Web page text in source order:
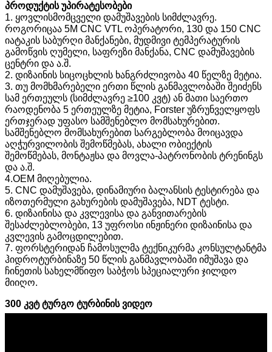
პროდუქტის უპირატესობები
1. ყოვლისმომცველი დამუშავების სიმძლავრე.
როგორიცაა 5M CNC VTL ოპერატორი, 130 და 150 CNC
იატაკის საბურღი მანქანები, მუდმივი ტემპერატურის
გამოწვის ღუმელი, საფრეზი მანქანა, CNC დამუშავების
ცენტრი და ა.შ.
2. დიზაინის სიცოცხლის ხანგრძლივობა 40 წელზე მეტია.
3. თუ მომხმარებელი ერთი წლის განმავლობაში შეიძენს
სამ ერთეულს (სიმძლავრე ≥100 კვტ) ან მათი საერთო
რაოდენობა 5 ერთეულზე მეტია, Forster უზრუნველყოფს
ერთჯერად უფასო სამშენებლო მომსახურებით.
სამშენებლო მომსახურებით სარგებლობა მოიცავდა
აღჭურვილობის შემოწმებას, ახალი ობიექტის
შემოწმებას, მონტაჟსა და მოვლა-პატრონობის ტრენინგს
და ა.შ.
4.OEM მიღებულია.
5. CNC დამუშავება, დინამიური ბალანსის ტესტირება და
იზოთერმული გახურების დამუშავება, NDT ტესტი.
6. დიზაინისა და კვლევისა და განვითარების
შესაძლებლობები, 13 უფროსი ინჟინერი დიზაინისა და
კვლევის გამოცდილებით.
7. ფორსტერიდან ჩამოსულმა ტექნიკურმა კონსულტანტმა
ჰიდროტურბინაზე 50 წლის განმავლობაში იმუშავა და
ჩინეთის სახელმწიფო საბჭოს სპეციალური ჯილდო
მიიღო.
300 კვტ ტურგო ტურბინის ვიდეო